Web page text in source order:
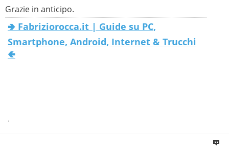
Grazie in anticipo.
🢂 Fabriziorocca.it | Guide su PC,
Smartphone, Android, Internet & Trucchi
🢀
.